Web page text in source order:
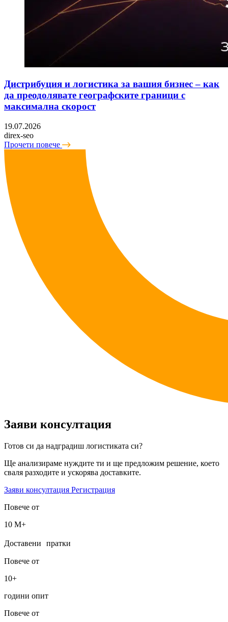
Дистрибуция и логистика за вашия бизнес – как
да преодолявате географските граници с
максимална скорост
19.07.2026
direx-seo
Прочети повече
Заяви консултация
Готов си да надградиш логистиката си?
Ще анализираме нуждите ти и ще предложим решение, което
сваля разходите и ускорява доставките.
Заяви консултация Регистрация
Повече от
10 М+
Доставени пратки
Повече от
10+
години опит
Повече от